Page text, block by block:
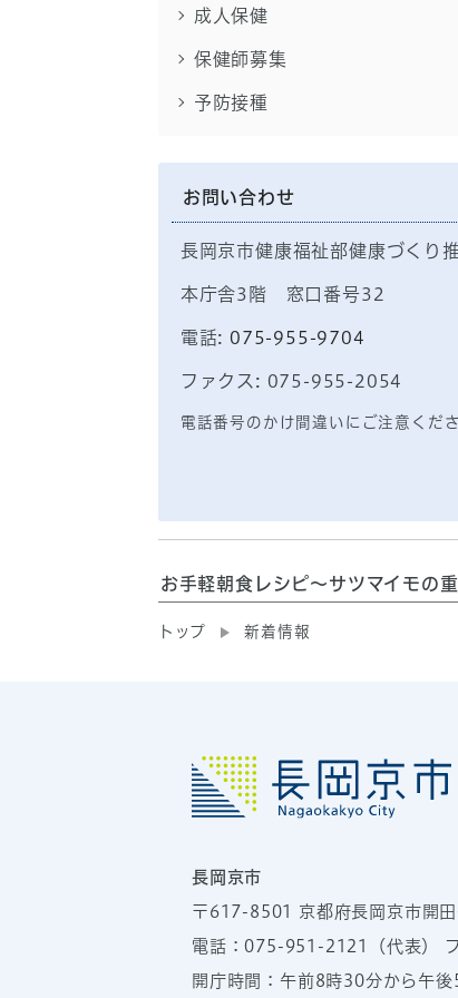
成人保健
保健師募集
予防接種
お問い合わせ
長岡京市健康福祉部健康づくり
本庁舎3階 窓口番号32
電話: 075-955-9704
ファクス: 075-955-2054
電話番号のかけ間違いにご注意くださ
お手軽朝食レシピ～サツマイモの
トップ 新着情報
長岡京市
〒617-8501 京都府長岡京市開
電話：075-951-2121 （代表）
開庁時間：午前8時30分から午